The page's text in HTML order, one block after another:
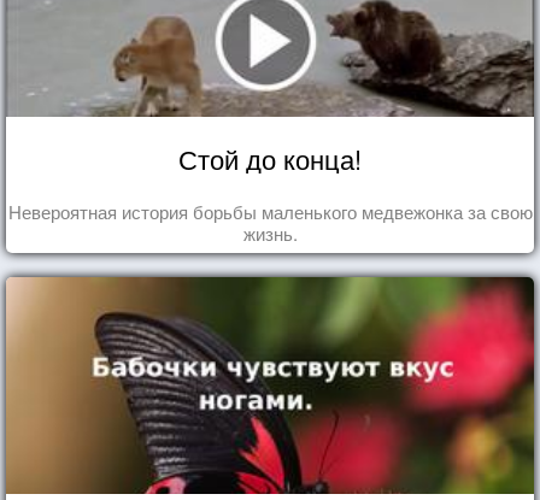
Стой до конца!
Невероятная история борьбы маленького медвежонка за свою
жизнь.